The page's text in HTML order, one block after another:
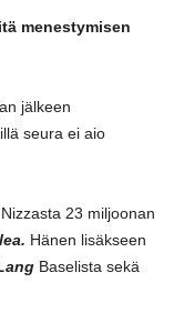
menestymisen
jälkeen
seura ei aio
23 miljoonan
Hänen lisäkseen
Baselista sekä